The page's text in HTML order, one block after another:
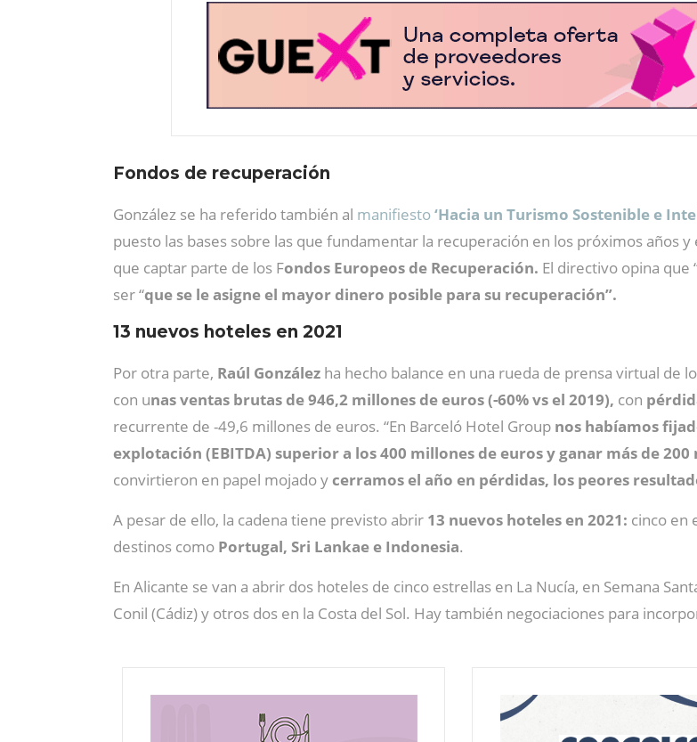
Fondos de recuperación
González se ha referido también al manifiesto‘Hacia un Turismo Sostenible e
puesto las bases sobre las que fundamentar la recuperación en los próximos años
que captar parte de los Fondos Europeos de Recuperación. El directivo opina que
ser “que se le asigne el mayor dinero posible para su recuperación”.
13 nuevos hoteles en 2021
Por otra parte, Raúl González ha hecho balance en una rueda de prensa virtual de
con unas ventas brutas de 946,2 millones de euros (-60% vs el 2019), con
recurrente de -49,6 millones de euros. “En Barceló Hotel Group nos habíamos
explotación (EBITDA) superior a los 400 millones de euros y ganar más de
convirtieron en papel mojado ycerramos el año en pérdidas, los peores
A pesar de ello, la cadena tiene previsto abrir 13 nuevos hoteles en 2021: cinco en
destinos como Portugal, Sri Lankae e Indonesia.
En Alicante se van a abrir dos hoteles de cinco estrellas en La Nucía, en Semana
Conil (Cádiz) y otros dos en la Costa del Sol. Hay también negociaciones para